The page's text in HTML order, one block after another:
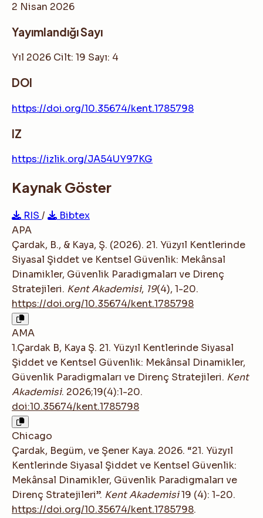
2 Nisan 2026
Yayımlandığı Sayı
Yıl 2026 Cilt: 19 Sayı: 4
DOI
https://doi.org/10.35674/kent.1785798
IZ
https://izlik.org/JA54UY97KG
Kaynak Göster
RIS /
Bibtex
APA
Çardak, B., & Kaya, Ş. (2026). 21. Yüzyıl Kentlerinde
Siyasal Şiddet ve Kentsel Güvenlik: Mekânsal
Dinamikler, Güvenlik Paradigmaları ve Direnç
Stratejileri. Kent Akademisi, 19(4), 1-20.
https://doi.org/10.35674/kent.1785798
AMA
1.Çardak B, Kaya Ş. 21. Yüzyıl Kentlerinde Siyasal
Şiddet ve Kentsel Güvenlik: Mekânsal Dinamikler,
Güvenlik Paradigmaları ve Direnç Stratejileri. Kent
Akademisi. 2026;19(4):1-20.
doi:10.35674/kent.1785798
Chicago
Çardak, Begüm, ve Şener Kaya. 2026. “21. Yüzyıl
Kentlerinde Siyasal Şiddet ve Kentsel Güvenlik:
Mekânsal Dinamikler, Güvenlik Paradigmaları ve
Direnç Stratejileri”. Kent Akademisi19 (4): 1-20.
https://doi.org/10.35674/kent.1785798.